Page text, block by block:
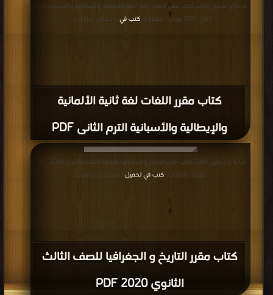
كتاب مقرر اللغات لغة ثانية الألمانية
والإيطالية والأسبانية الترم الثانى PDF
قراءة و تحميل كتاب كتاب مقرر اللغات لغة ثانية الألمانية والإيطالية والأسبانية الترم
الثانى PDF مجانا | مكتبة >
كتب في | التحميل : مرة/مرات
كتاب مقرر التاريخ و الجغرافيا للصف الثالث
الثانوي 2020 PDF
مجانا | مكتبة >كتب في تحميل | التحميل : مرة/مرات